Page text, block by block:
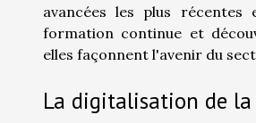
avancées les plus récentes
formation continue et
elles façonnent l'avenir du
La digitalisation de